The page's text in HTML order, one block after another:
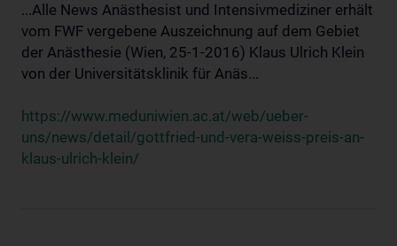
...Alle News Anästhesist und Intensivmediziner erhält
vom FWF vergebene Auszeichnung auf dem Gebiet
der Anästhesie (Wien, 25-1-2016) Klaus Ulrich Klein
von der Universitätsklinik für Anäs...
https://www.meduniwien.ac.at/web/ueber-
uns/news/detail/gottfried-und-vera-weiss-preis-an-
klaus-ulrich-klein/